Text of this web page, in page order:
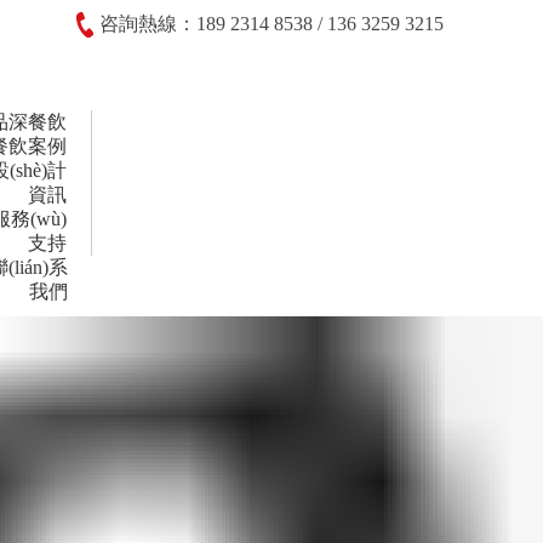
咨詢熱線：189 2314 8538 / 136 3259 3215
深餐飲
飲案例
(shè)計
資訊
務(wù)
支持
(lián)系
我們